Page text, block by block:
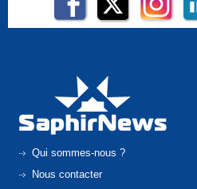
Qui sommes-nous ?
Nous contacter